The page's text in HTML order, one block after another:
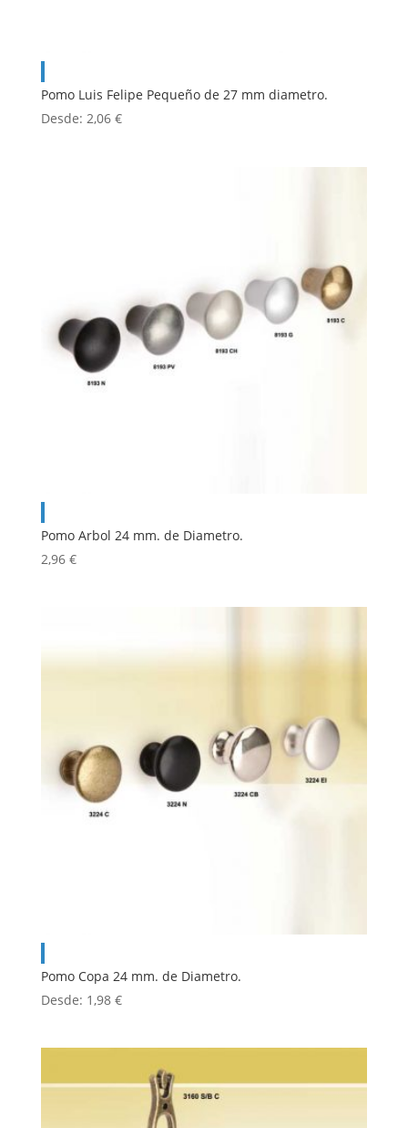
Pomo Luis Felipe Pequeño de 27 mm diametro.
Desde: 2,06 €
Pomo Arbol 24 mm. de Diametro.
2,96 €
Pomo Copa 24 mm. de Diametro.
Desde: 1,98 €